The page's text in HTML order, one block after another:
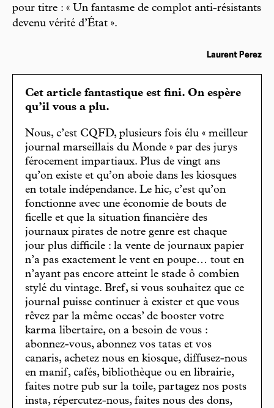
pour titre : « Un fantasme de complot anti-résistants
devenu vérité d’État ».
Laurent Perez
Cet article fantastique est fini. On espère
qu’il vous a plu.
Nous, c’est CQFD, plusieurs fois élu « meilleur
journal marseillais du Monde » par des jurys
férocement impartiaux. Plus de vingt ans
qu’on existe et qu’on aboie dans les kiosques
en totale indépendance. Le hic, c’est qu’on
fonctionne avec une économie de bouts de
ficelle et que la situation financière des
journaux pirates de notre genre est chaque
jour plus difficile : la vente de journaux papier
n’a pas exactement le vent en poupe… tout en
n’ayant pas encore atteint le stade ô combien
stylé du vintage. Bref, si vous souhaitez que ce
journal puisse continuer à exister et que vous
rêvez par la même occas’ de booster votre
karma libertaire, on a besoin de vous :
abonnez-vous, abonnez vos tatas et vos
canaris, achetez nous en kiosque, diffusez-nous
en manif, cafés, bibliothèque ou en librairie,
faites notre pub sur la toile, partagez nos posts
insta, répercutez-nous, faites nous des dons,